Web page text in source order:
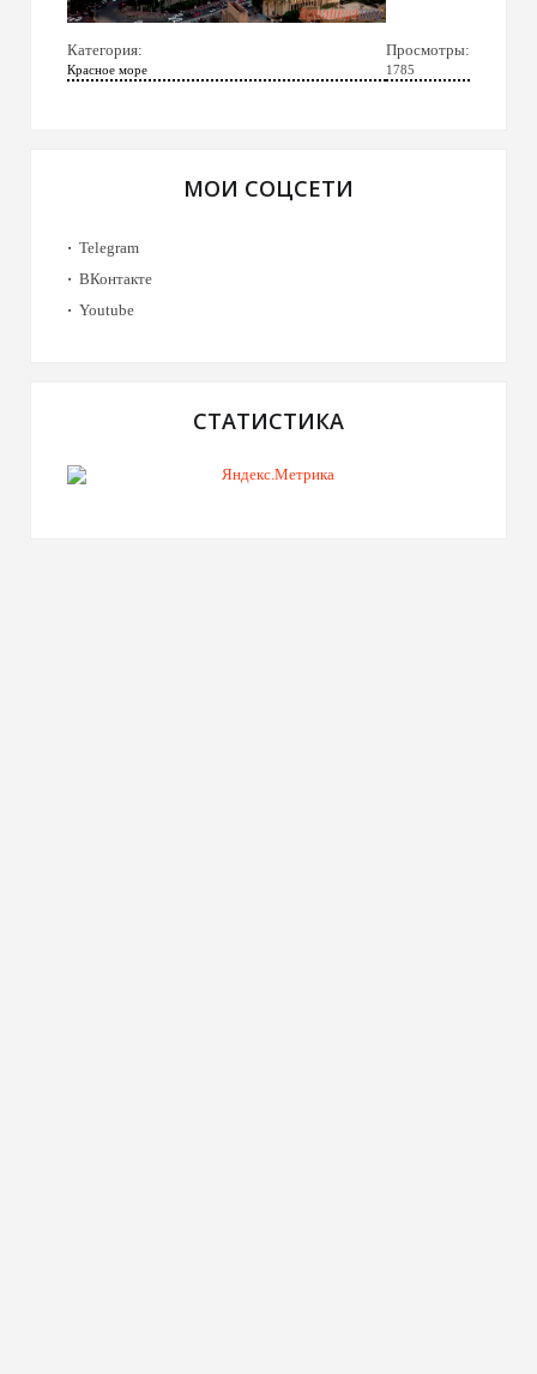
Категория:
Красное море
Просмотры:
1785
МОИ СОЦСЕТИ
Telegram
ВКонтакте
Youtube
СТАТИСТИКА